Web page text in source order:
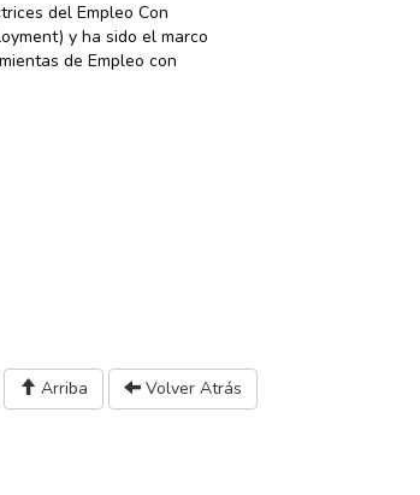
del Empleo Con
y ha sido el marco
de Empleo con
Arriba Volver Atrás